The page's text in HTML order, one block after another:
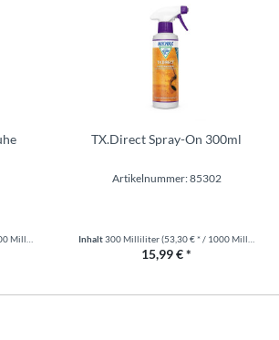
TX.Direct Spray-On 300ml
Artikelnummer: 85302
Inhalt300 Milliliter(53,30 € * / 1000 Milliliter)
15,99 € *